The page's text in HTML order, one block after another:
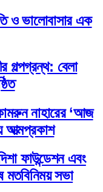
ও ভালোবাসার এক
গল্পগ্রন্থ: বেলা
নাহারের ‘আজ
আত্মপ্রকাশ
ফাউন্ডেশন এবং
মতবিনিময় সভা